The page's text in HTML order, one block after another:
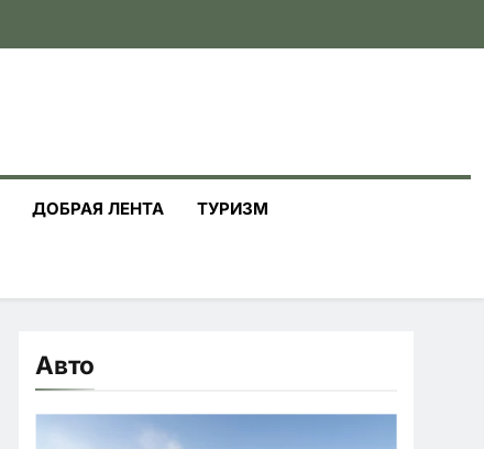
ДОБРАЯ ЛЕНТА ТУРИЗМ
Авто